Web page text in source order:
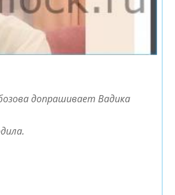
допрашивает Вадика